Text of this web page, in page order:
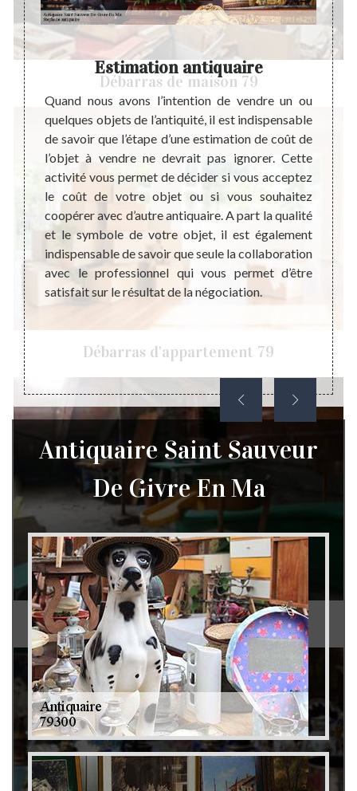
Débarras de maison 79
Débarras d'appartement 79
Débarras de grenier et cave 79
ligne
pour
plus
un
Estimation antiquaire
Quand nous avons l’intention de vendre un ou
quelques objets de l’antiquité, il est indispensable
de savoir que l’étape d’une estimation de coût de
l’objet à vendre ne devrait pas ignorer. Cette
activité vous permet de décider si vous acceptez
le coût de votre objet ou si vous souhaitez
coopérer avec d’autre antiquaire. A part la qualité
et le symbole de votre objet, il est également
indispensable de savoir que seule la collaboration
avec le professionnel qui vous permet d’être
satisfait sur le résultat de la négociation.
Un
dans
des
ces
son
avec
Antiquaire Saint Sauveur
De Givre En Ma